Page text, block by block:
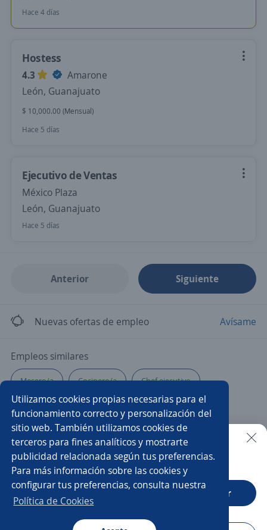
Utilizamos cookies propias necesarias para el
funcionamiento correcto y personalización del
sitio web. También utilizamos cookies de
terceros para fines analíticos y mostrarte
publicidad relacionada según tus preferencias.
Para más información sobre las cookies y
configurar tus preferencias, consulta nuestra
Política de Cookies
Hace 4 días
Hostess
4.3
Amarone
León, Guanajuato
$ 10,000.00 (Mensual)
Hace 5 días
Ejecutivo de Ventas
México Plaza
León, Guanajuato
Hace 5 días
Anterior Siguiente
Nuevas ofertas de empleo Avísame
Empleos similares
Mesero/a Cocinero/a Chef ejecutivo
Gerente de alimentos y bebidas Auxiliar
Agente seguros Valet parking Gerente de ventas
Coordinador/a Recepcionista Supervisor/a
Maitre Ayudante de limpieza Cajero restaurante
Buscar es más fácil en la app
CT App Abrir